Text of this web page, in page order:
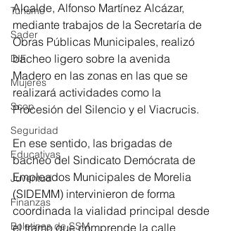
Turismo
Sader
DIF
Mujeres
Scop
Seguridad
Educativas
Juventud
Finanzas
Boletines de SSM
Alcalde, Alfonso Martínez Alcázar,
mediante trabajos de la Secretaría de
Obras Públicas Municipales, realizó
bacheo ligero sobre la avenida
Madero en las zonas en las que se
realizará actividades como la
Procesión del Silencio y el Viacrucis.
En ese sentido, las brigadas de
bacheo del Sindicato Demócrata de
Empleados Municipales de Morelia
(SIDEMM) intervinieron de forma
coordinada la vialidad principal desde
el tramo que comprende la calle